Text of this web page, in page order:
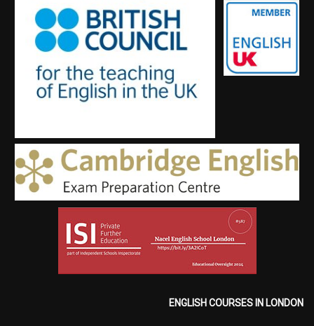
ENGLISH COURSES IN LONDON